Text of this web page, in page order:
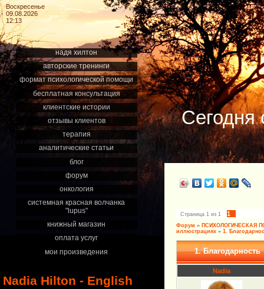
Воскресенье
09.08.2026
12:13
надя хилтон
авторские тренинги
формат психологической помощи
бесплатная консультация
клиентские истории
отзывы клиентов
терапия
аналитические статьи
блог
форум
онкология
системная красная волчанка
"lupus"
книжный магазин
оплата услуг
мои произведения
Nadia Hilton - English
Сегодня
Страница 1 из 1 1
Форум » ПСИХОЛОГИЧЕСКАЯ
иллюстрациях » 1.
1. Благодарность
Nadia